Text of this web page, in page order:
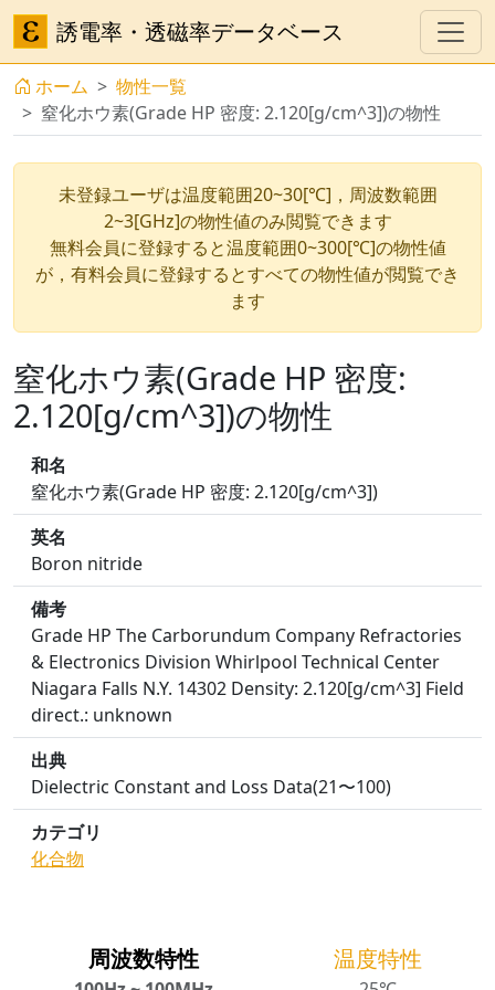
誘電率・透磁率データベース
ホーム
物性一覧
窒化ホウ素(Grade HP 密度: 2.120[g/cm^3])の物性
未登録ユーザは温度範囲20~30[℃]，周波数範囲
2~3[GHz]の物性値のみ閲覧できます
無料会員に登録すると温度範囲0~300[℃]の物性値
が，有料会員に登録するとすべての物性値が閲覧でき
ます
窒化ホウ素(Grade HP 密度:
2.120[g/cm^3])の物性
和名
窒化ホウ素(Grade HP 密度: 2.120[g/cm^3])
英名
Boron nitride
備考
Grade HP The Carborundum Company Refractories
& Electronics Division Whirlpool Technical Center
Niagara Falls N.Y. 14302 Density: 2.120[g/cm^3] Field
direct.: unknown
出典
Dielectric Constant and Loss Data(21〜100)
カテゴリ
化合物
周波数特性 温度特性